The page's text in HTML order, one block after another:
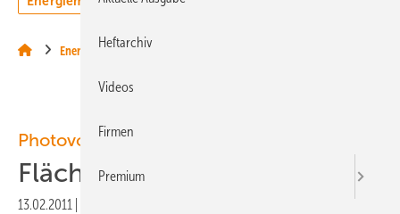
Energiemärkte weltweit
Photovoltaik
Flächenbörse in Sachsen
13.02.2011
Heftarchiv
Videos
Firmen
Premium